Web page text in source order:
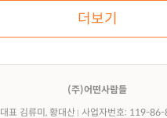
더보기
(주)어떤사람들
대표 김류미, 황대산
사업자번호: 119-